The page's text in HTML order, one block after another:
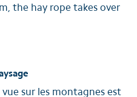
the hay rope takes over
sur les montagnes est